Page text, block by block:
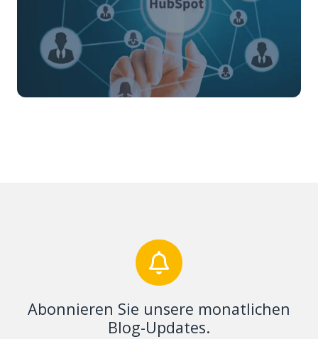
Abonnieren Sie unsere monatlichen
Blog-Updates.